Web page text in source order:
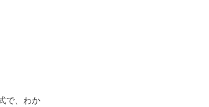
で、わか